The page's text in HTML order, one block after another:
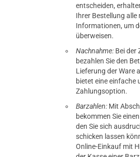
entscheiden,
Ihrer Bestellung alle
Informationen, um
überweisen.
Nachnahme: Bei der
bezahlen Sie den
Lieferung der Ware
bietet eine einfache
Zahlungsoption.
Barzahlen: Mit
bekommen Sie
den Sie sich
schicken lassen
Online-Einkauf mit